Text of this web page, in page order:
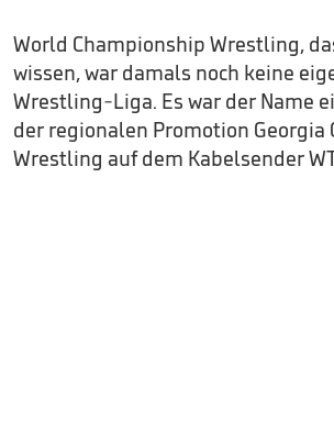
World Championship Wrestling,
wissen, war damals noch keine
Wrestling-Liga. Es war der Name
der regionalen Promotion Georgia
Wrestling auf dem Kabelsender